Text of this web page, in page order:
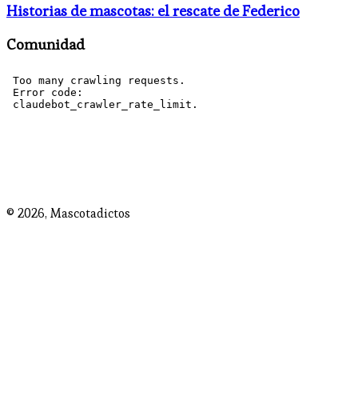
Historias de mascotas: el rescate de Federico
Comunidad
© 2026, Mascotadictos